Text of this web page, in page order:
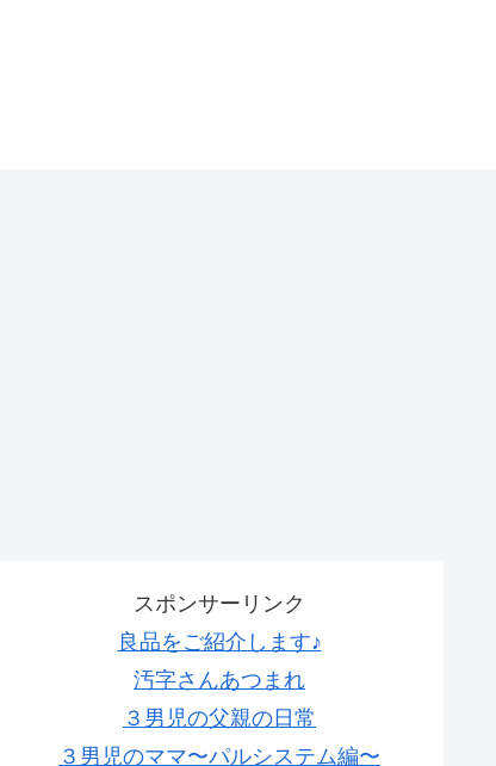
スポンサーリンク
良品をご紹介します♪
汚字さんあつまれ
３男児の父親の日常
３男児のママ〜パルシステム編〜